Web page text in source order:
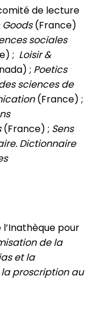
de lecture
(France)
sociales
; Loisir &
; Poetics
sciences de
(France) ;
(France) ; Sens
Dictionnaire
pour
de la
et la
proscription au